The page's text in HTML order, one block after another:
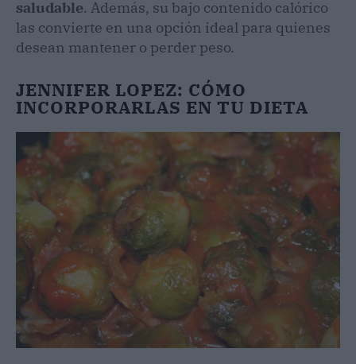
saludable. Además, su bajo contenido calórico
las convierte en una opción ideal para quienes
desean mantener o perder peso.
JENNIFER LOPEZ: CÓMO
INCORPORARLAS EN TU DIETA